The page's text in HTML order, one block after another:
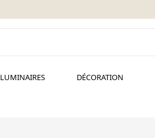
LUMINAIRES DÉCORATION